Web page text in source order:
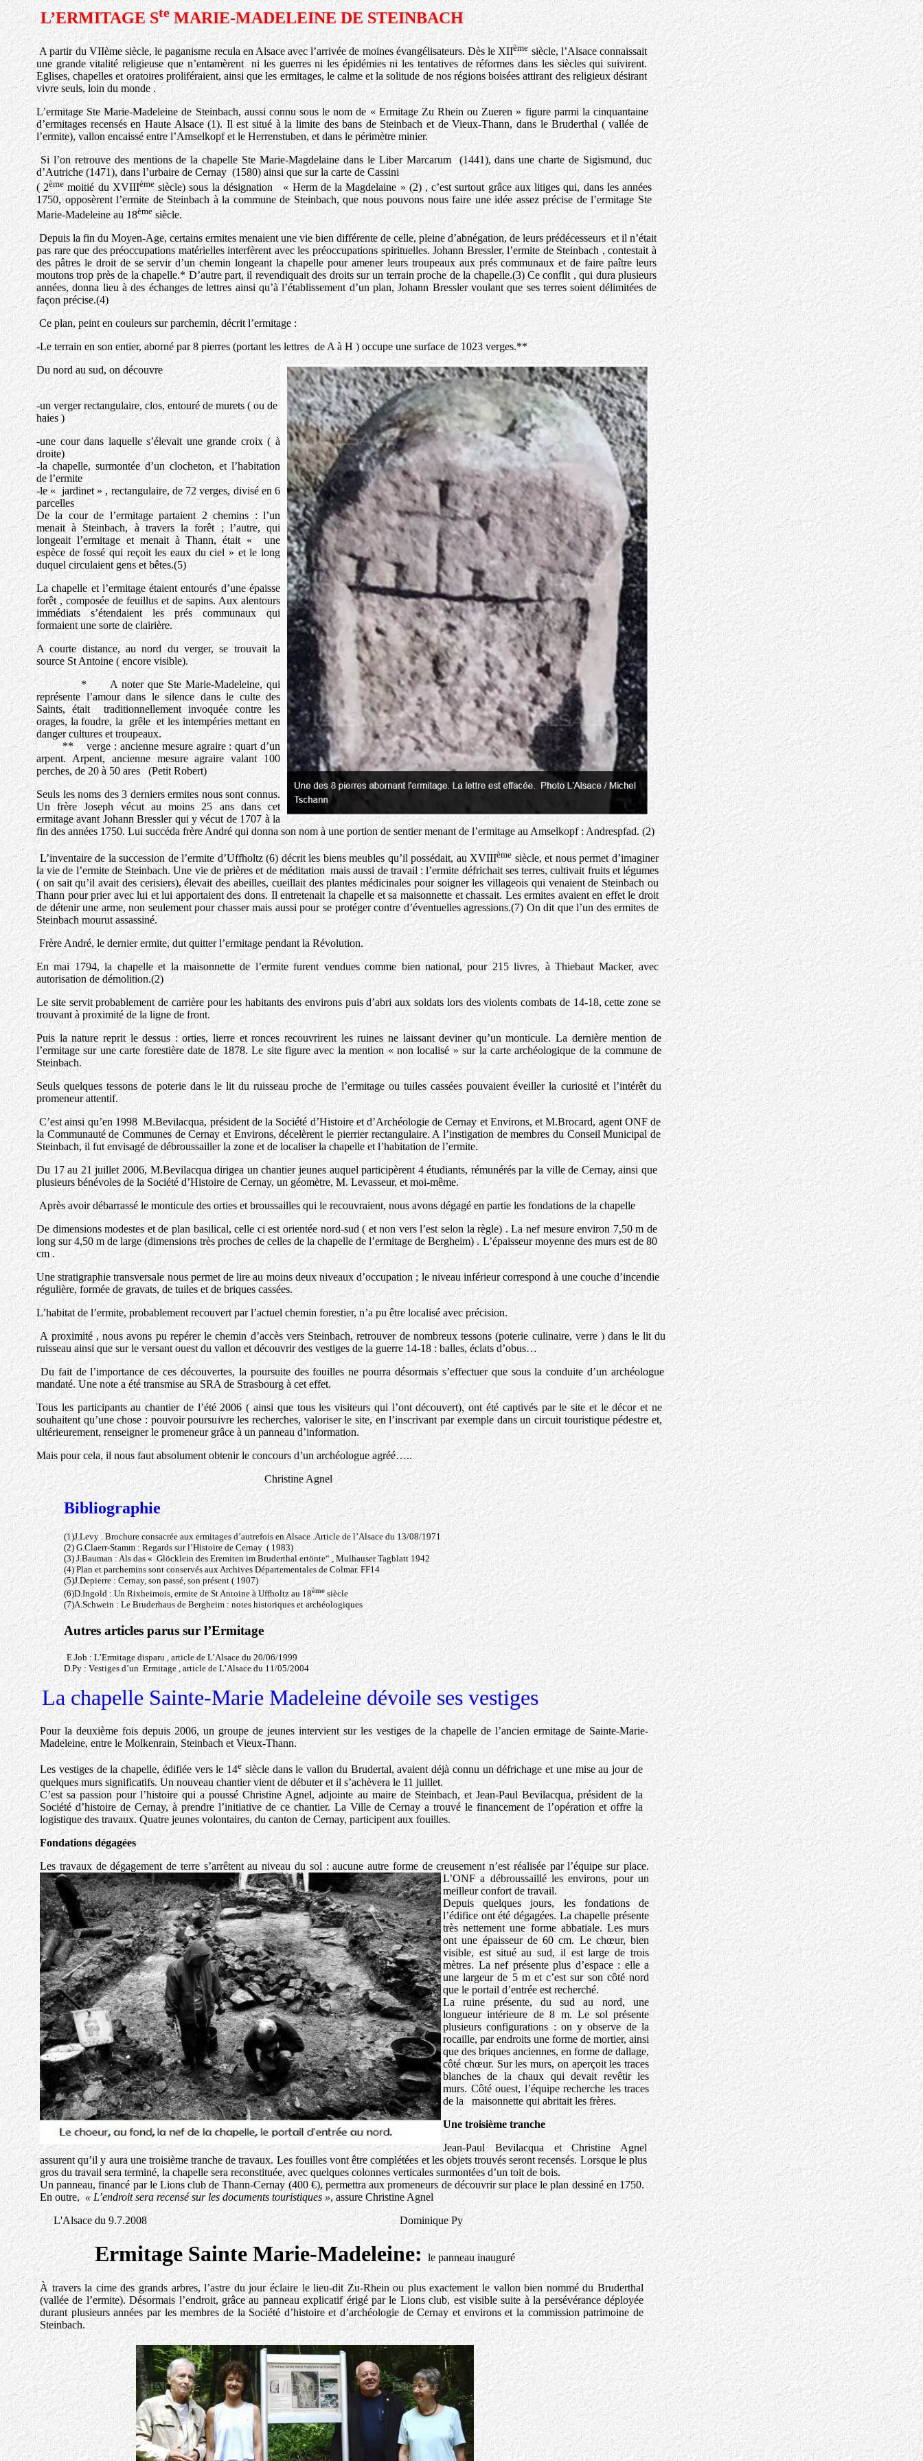
L’ERMITAGE SteMARIE-MADELEINE DE STEINBACH
A partir du VIIème siècle, le paganisme recula en Alsace avec l’arrivée de moines évangélisateurs. Dès le XIIèmesiècle, l’Alsace connaissait
une grande vitalité religieuse que n’entamèrent ni les guerres ni les épidémies ni les tentatives de réformes dans les siècles qui suivirent.
Eglises, chapelles et oratoires proliféraient, ainsi que les ermitages, le calme et la solitude de nos régions boisées attirant des religieux désirant
vivre seuls, loin du monde .
L’ermitage Ste Marie-Madeleine de Steinbach, aussi connu sous le nom de « Ermitage Zu Rhein ou Zueren » figure parmi la cinquantaine
d’ermitages recensés en Haute Alsace (1). Il est situé à la limite des bans de Steinbach et de Vieux-Thann, dans le Bruderthal ( vallée de
l’ermite), vallon encaissé entre l’Amselkopf et le Herrenstuben, et dans le périmètre minier.
Si l’on retrouve des mentions de la chapelle Ste Marie-Magdelaine dans le Liber Marcarum (1441), dans une charte de Sigismund, duc
d’Autriche (1471), dans l’urbaire de Cernay (1580) ainsi que sur la carte de Cassini
( 2èmemoitié du XVIIIèmesiècle) sous la désignation « Herm de la Magdelaine » (2) , c’est surtout grâce aux litiges qui, dans les années
1750, opposèrent l’ermite de Steinbach à la commune de Steinbach, que nous pouvons nous faire une idée assez précise de l’ermitage Ste
Marie-Madeleine au 18ème siècle.
Depuis la fin du Moyen-Age, certains ermites menaient une vie bien différente de celle, pleine d’abnégation, de leurs prédécesseurs et il n’était
pas rare que des préoccupations matérielles interfèrent avec les préoccupations spirituelles. Johann Bressler, l’ermite de Steinbach , contestait à
des pâtres le droit de se servir d’un chemin longeant la chapelle pour amener leurs troupeaux aux prés communaux et de faire paître leurs
moutons trop près de la chapelle.* D’autre part, il revendiquait des droits sur un terrain proche de la chapelle.(3) Ce conflit , qui dura plusieurs
années, donna lieu à des échanges de lettres ainsi qu’à l’établissement d’un plan, Johann Bressler voulant que ses terres soient délimitées de
façon précise.(4)
Ce plan, peint en couleurs sur parchemin, décrit l’ermitage :
-Le terrain en son entier, aborné par 8 pierres (portant les lettres de A à H ) occupe une surface de 1023 verges.**
Du nord au sud, on découvre
-un verger rectangulaire, clos, entouré de murets ( ou de
haies )
-une cour dans laquelle s’élevait une grande croix ( à
droite)
-la chapelle, surmontée d’un clocheton, et l’habitation
de l’ermite
-le « jardinet » , rectangulaire, de 72 verges, divisé en 6
parcelles
De la cour de l’ermitage partaient 2 chemins : l’un
menait à Steinbach, à travers la forêt ; l’autre, qui
longeait l’ermitage et menait à Thann, était « une
espèce de fossé qui reçoit les eaux du ciel » et le long
duquel circulaient gens et bêtes.(5)
La chapelle et l’ermitage étaient entourés d’une épaisse
forêt , composée de feuillus et de sapins. Aux alentours
immédiats s’étendaient les prés communaux qui
formaient une sorte de clairière.
A courte distance, au nord du verger, se trouvait la
source St Antoine ( encore visible).
* A noter que Ste Marie-Madeleine, qui
représente l’amour dans le silence dans le culte des
Saints, était traditionnellement invoquée contre les
orages, la foudre, la grêle et les intempéries mettant en
danger cultures et troupeaux.
** verge : ancienne mesure agraire : quart d’un
arpent. Arpent, ancienne mesure agraire valant 100
perches, de 20 à 50 ares (Petit Robert)
Seuls les noms des 3 derniers ermites nous sont connus.
Un frère Joseph vécut au moins 25 ans dans cet
ermitage avant Johann Bressler qui y vécut de 1707 à la
fin des années 1750. Lui succéda frère André qui donna son nom à une portion de sentier menant de l’ermitage au Amselkopf : Andrespfad. (2)
L’inventaire de la succession de l’ermite d’Uffholtz (6) décrit les biens meubles qu’il possédait, au XVIIIème siècle, et nous permet d’imaginer
la vie de l’ermite de Steinbach. Une vie de prières et de méditation mais aussi de travail : l’ermite défrichait ses terres, cultivait fruits et légumes
( on sait qu’il avait des cerisiers), élevait des abeilles, cueillait des plantes médicinales pour soigner les villageois qui venaient de Steinbach ou
Thann pour prier avec lui et lui apportaient des dons. Il entretenait la chapelle et sa maisonnette et chassait. Les ermites avaient en effet le droit
de détenir une arme, non seulement pour chasser mais aussi pour se protéger contre d’éventuelles agressions.(7) On dit que l’un des ermites de
Steinbach mourut assassiné.
Frère André, le dernier ermite, dut quitter l’ermitage pendant la Révolution.
En mai 1794, la chapelle et la maisonnette de l’ermite furent vendues comme bien national, pour 215 livres, à Thiebaut Macker, avec
autorisation de démolition.(2)
Le site servit probablement de carrière pour les habitants des environs puis d’abri aux soldats lors des violents combats de 14-18, cette zone se
trouvant à proximité de la ligne de front.
Puis la nature reprit le dessus : orties, lierre et ronces recouvrirent les ruines ne laissant deviner qu’un monticule. La dernière mention de
l’ermitage sur une carte forestière date de 1878. Le site figure avec la mention « non localisé » sur la carte archéologique de la commune de
Steinbach.
Seuls quelques tessons de poterie dans le lit du ruisseau proche de l’ermitage ou tuiles cassées pouvaient éveiller la curiosité et l’intérêt du
promeneur attentif.
C’est ainsi qu’en 1998 M.Bevilacqua, président de la Société d’Histoire et d’Archéologie de Cernay et Environs, et M.Brocard, agent ONF de
la Communauté de Communes de Cernay et Environs, décelèrent le pierrier rectangulaire. A l’instigation de membres du Conseil Municipal de
Steinbach, il fut envisagé de débroussailler la zone et de localiser la chapelle et l’habitation de l’ermite.
Du 17 au 21 juillet 2006, M.Bevilacqua dirigea un chantier jeunes auquel participèrent 4 étudiants, rémunérés par la ville de Cernay, ainsi que
plusieurs bénévoles de la Société d’Histoire de Cernay, un géomètre, M. Levasseur, et moi-même.
Après avoir débarrassé le monticule des orties et broussailles qui le recouvraient, nous avons dégagé en partie les fondations de la chapelle
De dimensions modestes et de plan basilical, celle ci est orientée nord-sud ( et non vers l’est selon la règle) . La nef mesure environ 7,50 m de
long sur 4,50 m de large (dimensions très proches de celles de la chapelle de l’ermitage de Bergheim) . L’épaisseur moyenne des murs est de 80
cm .
Une stratigraphie transversale nous permet de lire au moins deux niveaux d’occupation ; le niveau inférieur correspond à une couche d’incendie
régulière, formée de gravats, de tuiles et de briques cassées.
L’habitat de l’ermite, probablement recouvert par l’actuel chemin forestier, n’a pu être localisé avec précision.
A proximité , nous avons pu repérer le chemin d’accès vers Steinbach, retrouver de nombreux tessons (poterie culinaire, verre ) dans le lit du
ruisseau ainsi que sur le versant ouest du vallon et découvrir des vestiges de la guerre 14-18 : balles, éclats d’obus…
Du fait de l’importance de ces découvertes, la poursuite des fouilles ne pourra désormais s’effectuer que sous la conduite d’un archéologue
mandaté. Une note a été transmise au SRA de Strasbourg à cet effet.
Tous les participants au chantier de l’été 2006 ( ainsi que tous les visiteurs qui l’ont découvert), ont été captivés par le site et le décor et ne
souhaitent qu’une chose : pouvoir poursuivre les recherches, valoriser le site, en l’inscrivant par exemple dans un circuit touristique pédestre et,
ultérieurement, renseigner le promeneur grâce à un panneau d’information.
Mais pour cela, il nous faut absolument obtenir le concours d’un archéologue agréé…..
Christine Agnel
Bibliographie
(1)J.Levy . Brochure consacrée aux ermitages d’autrefois en Alsace .Article de l’Alsace du 13/08/1971
(2) G.Claerr-Stamm : Regards sur l’Histoire de Cernay ( 1983)
(3) J.Bauman : Als das « Glöcklein des Eremiten im Bruderthal ertönte“ , Mulhauser Tagblatt 1942
(4) Plan et parchemins sont conservés aux Archives Départementales de Colmar. FF14
(5)J.Depierre : Cernay, son passé, son présent ( 1907)
(6)D.Ingold : Un Rixheimois, ermite de St Antoine à Uffholtz au 18ème siècle
(7)A.Schwein : Le Bruderhaus de Bergheim : notes historiques et archéologiques
Autres articles parus sur l’Ermitage
E.Job : L’Ermitage disparu , article de L’Alsace du 20/06/1999
D.Py : Vestiges d’un Ermitage , article de L’Alsace du 11/05/2004
La chapelle Sainte-Marie Madeleine dévoile ses vestiges
Pour la deuxième fois depuis 2006, un groupe de jeunes intervient sur les vestiges de la chapelle de l’ancien ermitage de Sainte-Marie-
Madeleine, entre le Molkenrain, Steinbach et Vieux-Thann.
Les vestiges de la chapelle, édifiée vers le 14e siècle dans le vallon du Brudertal, avaient déjà connu un défrichage et une mise au jour de
quelques murs significatifs. Un nouveau chantier vient de débuter et il s’achèvera le 11 juillet.
C’est sa passion pour l’histoire qui a poussé Christine Agnel, adjointe au maire de Steinbach, et Jean-Paul Bevilacqua, président de la
Société d’histoire de Cernay, à prendre l’initiative de ce chantier. La Ville de Cernay a trouvé le financement de l’opération et offre la
logistique des travaux. Quatre jeunes volontaires, du canton de Cernay, participent aux fouilles.
Fondations dégagées
Les travaux de dégagement de terre s’arrêtent au niveau du sol : aucune autre forme de creusement n’est réalisée par l’équipe sur place.
L’ONF a débroussaillé les environs, pour un
meilleur confort de travail.
Depuis quelques jours, les fondations de
l’édifice ont été dégagées. La chapelle présente
très nettement une forme abbatiale. Les murs
ont une épaisseur de 60 cm. Le chœur, bien
visible, est situé au sud, il est large de trois
mètres. La nef présente plus d’espace : elle a
une largeur de 5 m et c’est sur son côté nord
que le portail d’entrée est recherché.
La ruine présente, du sud au nord, une
longueur intérieure de 8 m. Le sol présente
plusieurs configurations : on y observe de la
rocaille, par endroits une forme de mortier, ainsi
que des briques anciennes, en forme de dallage,
côté chœur. Sur les murs, on aperçoit les traces
blanches de la chaux qui devait revêtir les
murs. Côté ouest, l’équipe recherche les traces
de la maisonnette qui abritait les frères.
Une troisième tranche
Jean-Paul Bevilacqua et Christine Agnel
assurent qu’il y aura une troisième tranche de travaux. Les fouilles vont être complétées et les objets trouvés seront recensés. Lorsque le plus
gros du travail sera terminé, la chapelle sera reconstituée, avec quelques colonnes verticales surmontées d’un toit de bois.
Un panneau, financé par le Lions club de Thann-Cernay (400 €), permettra aux promeneurs de découvrir sur place le plan dessiné en 1750.
En outre, « L’endroit sera recensé sur les documents touristiques », assure Christine Agnel
L'Alsace du 9.7.2008 Dominique Py
Ermitage Sainte Marie-Madeleine: le panneau inauguré
À travers la cime des grands arbres, l’astre du jour éclaire le lieu-dit Zu-Rhein ou plus exactement le vallon bien nommé du Bruderthal
(vallée de l’ermite). Désormais l’endroit, grâce au panneau explicatif érigé par le Lions club, est visible suite à la persévérance déployée
durant plusieurs années par les membres de la Société d’histoire et d’archéologie de Cernay et environs et la commission patrimoine de
Steinbach.